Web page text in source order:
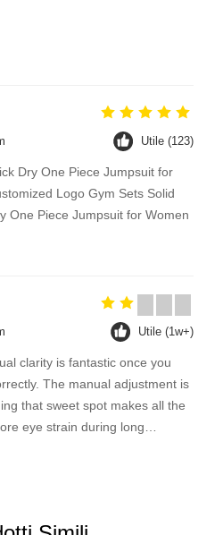
Utile (123)
Dry One Piece Jumpsuit for
Logo Gym Sets Solid
One Piece Jumpsuit for Women
Utile (1w+)
clarity is fantastic once you
The manual adjustment is
that sweet spot makes all the
eye strain during long